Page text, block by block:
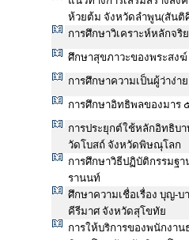
ห้วยต้ม จังหวัดลำพูน(สันติ
การศึกษาวิเคราะห์หลักจ
ศึกษาสุขภาวะของพระสง
การศึกษาความเป็นผู้ว่าง่า
การศึกษาอิทธิพลของมาร
การประยุกต์ใช้หลักอิทธิบ
วัดโบสถ์ จังหวัดพิษณุโลก
การศึกษาวิธีปฏิบัติกรรมฐ
รานนท์
ศึกษาความเชื่อเรื่อง บุญ-
คีรีมาศ จังหวัดสุโขทัย
การให้บริการของพนักงา